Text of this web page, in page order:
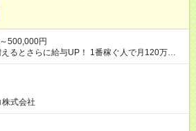
500,000円
るとさらに給与UP！ 1番稼ぐ人で月120万ほ
月
デルイメージ＞ ■月収50万
区在住)※元建築関係 1日150個配達×25日勤務
式会社